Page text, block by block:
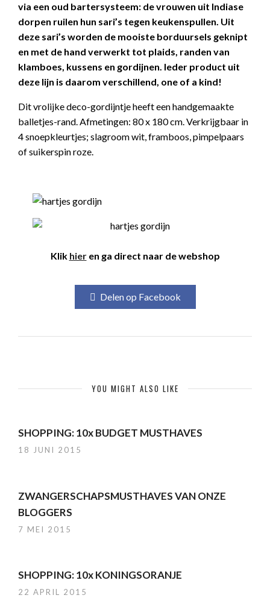
via een oud bartersysteem: de vrouwen uit Indiase
dorpen ruilen hun sari’s tegen keukenspullen. Uit
deze sari’s worden de mooiste borduursels geknipt
en met de hand verwerkt tot plaids, randen van
klamboes, kussens en gordijnen. Ieder product uit
deze lijn is daarom verschillend, one of a kind!
Dit vrolijke deco-gordijntje heeft een handgemaakte
balletjes-rand. Afmetingen: 80 x 180 cm. Verkrijgbaar in
4 snoepkleurtjes; slagroom wit, framboos, pimpelpaars
of suikerspin roze.
Klik hieren ga direct naar de webshop
Delen op Facebook
YOU MIGHT ALSO LIKE
SHOPPING: 10x BUDGET MUSTHAVES
18 JUNI 2015
ZWANGERSCHAPSMUSTHAVES VAN ONZE
BLOGGERS
7 MEI 2015
SHOPPING: 10x KONINGSORANJE
22 APRIL 2015